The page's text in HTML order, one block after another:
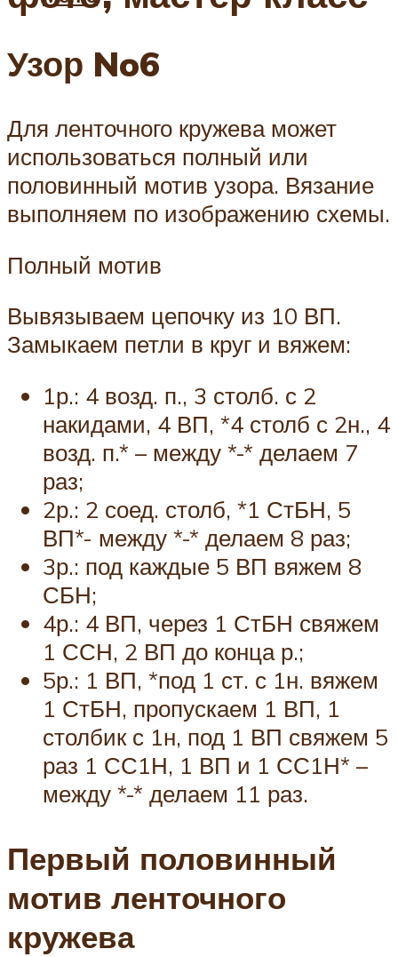
Узор No6
Для ленточного кружева может
использоваться полный или
половинный мотив узора. Вязание
выполняем по изображению схемы.
Полный мотив
Вывязываем цепочку из 10 ВП.
Замыкаем петли в круг и вяжем:
1р.: 4 возд. п., 3 столб. с 2
накидами, 4 ВП, *4 столб с 2н., 4
возд. п.* – между *-* делаем 7
раз;
2р.: 2 соед. столб, *1 СтБН, 5
ВП*- между *-* делаем 8 раз;
3р.: под каждые 5 ВП вяжем 8
СБН;
4р.: 4 ВП, через 1 СтБН свяжем
1 ССН, 2 ВП до конца р.;
5р.: 1 ВП, *под 1 ст. с 1н. вяжем
1 СтБН, пропускаем 1 ВП, 1
столбик с 1н, под 1 ВП свяжем 5
раз 1 СС1Н, 1 ВП и 1 СС1Н* –
между *-* делаем 11 раз.
Первый половинный
мотив ленточного
кружева